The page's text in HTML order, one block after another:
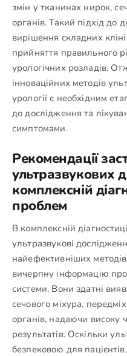
змін у тканинах нирок,
органів. Такий підхід до
вирішення складних
прийняття правильного
урологічних розладів.
інноваційних методів
урології є необхідним
до дослідження та
симптомами.
Рекомендації
ультразвукових
комплексній
проблем
В комплексній
ультразвукові
найефективніших
вичерпну інформацію про
системи. Вони здатні
сечового міхура,
органів, надаючи високу
результатів. Оскільки
безпековою для